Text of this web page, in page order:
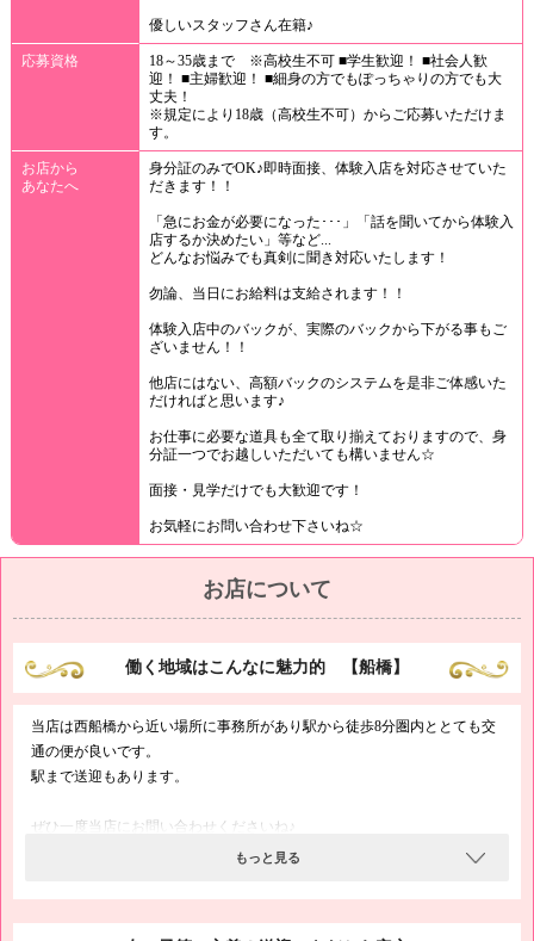
優しいスタッフさん在籍♪
応募資格
18～35歳まで ※高校生不可 ■学生歓迎！ ■社会人歓
迎！ ■主婦歓迎！ ■細身の方でもぽっちゃりの方でも大
丈夫！
※規定により18歳（高校生不可）からご応募いただけま
す。
お店から
あなたへ
身分証のみでOK♪即時面接、体験入店を対応させていた
だきます！！
「急にお金が必要になった･･･」「話を聞いてから体験入
店するか決めたい」等など...
どんなお悩みでも真剣に聞き対応いたします！
勿論、当日にお給料は支給されます！！
体験入店中のバックが、実際のバックから下がる事もご
ざいません！！
他店にはない、高額バックのシステムを是非ご体感いた
だければと思います♪
お仕事に必要な道具も全て取り揃えておりますので、身
分証一つでお越しいただいても構いません☆
面接・見学だけでも大歓迎です！
お気軽にお問い合わせ下さいね☆
お店について
働く地域はこんなに魅力的 【船橋】
当店は西船橋から近い場所に事務所があり駅から徒歩8分圏内ととても交
通の便が良いです。
駅まで送迎もあります。
ぜひ一度当店にお問い合わせくださいね♪
もっと見る